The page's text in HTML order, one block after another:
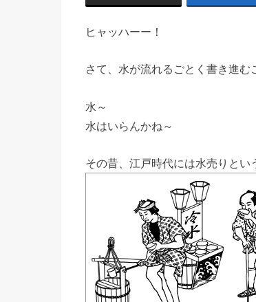
ヒャッハーー！
さて、水が流れるごとく書き進む
水～
水はいらんかね～
その昔、江戸時代には水売りとい